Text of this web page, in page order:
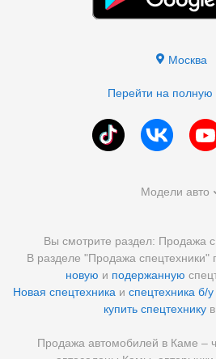
Москва
Перейти на полную
Модели авто
Вы смотрите раздел: Продажа
В разделе "Продажа спецтехники"
новую и подержанную
Новая спецтехника и спецтехника б/у
купить спецтехнику
Продажа автомобилей в Каме –